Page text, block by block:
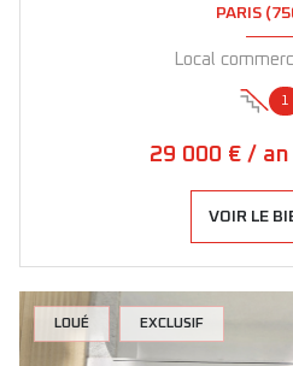
PARIS
1
29 000 € /
VOIR LE
LOUÉ EXCLUSIF